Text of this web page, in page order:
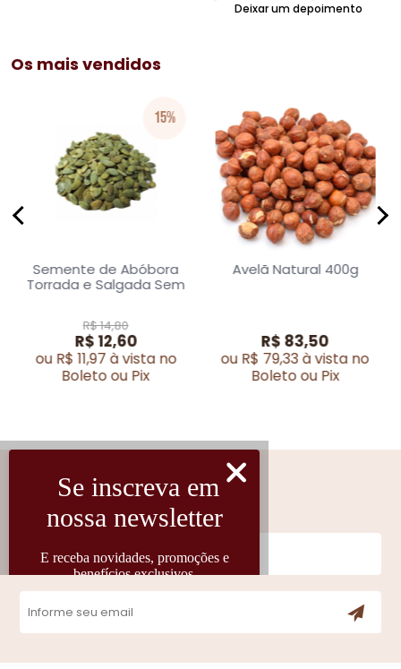
Deixar um depoimento
Os mais vendidos
15%
Semente de Abóbora
Torrada e Salgada Sem
R$ 14,80
R$ 12,60
ou R$ 11,97 à vista no
Boleto ou Pix
Avelã Natural 400g
R$ 83,50
ou R$ 79,33 à vista no
Boleto ou Pix
Cadastre-se
Fique por dentro das novidades